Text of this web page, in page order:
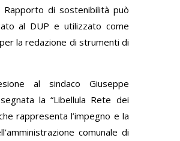
Rapporto di sostenibilità può
al DUP e utilizzato come
la redazione di strumenti di
al sindaco Giuseppe
la “Libellula Rete dei
rappresenta l’impegno e la
comunale di